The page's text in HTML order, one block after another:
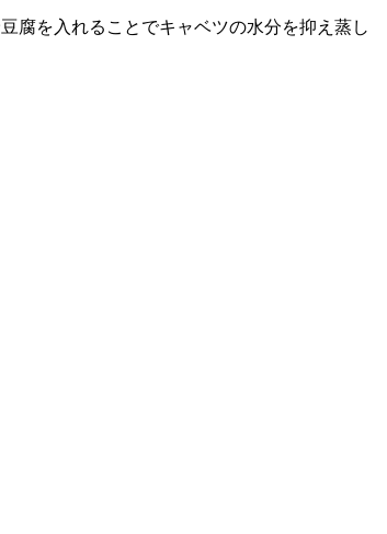
腐を入れることでキャベツの水分を抑え蒸し